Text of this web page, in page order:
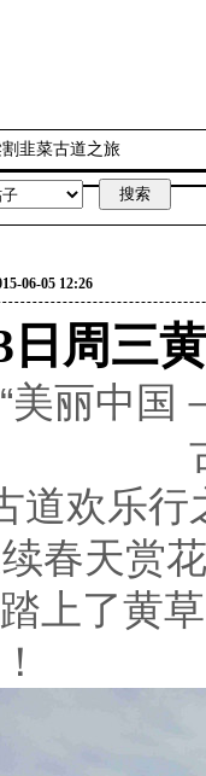
韭菜古道之旅
06-05 12:26
日周三
美丽中国
道欢乐行
春天赏
上了黄